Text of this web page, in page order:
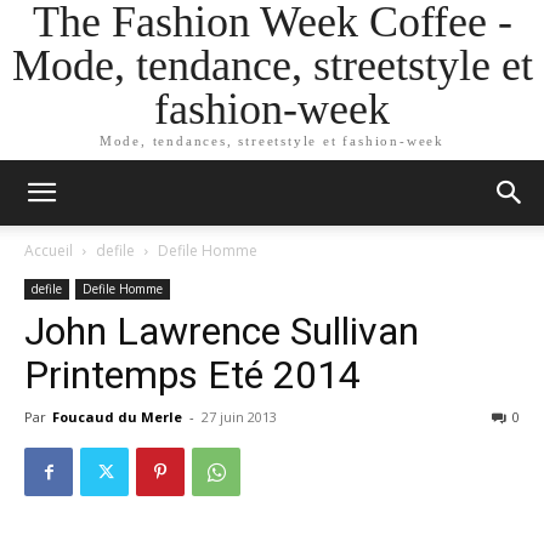
The Fashion Week Coffee -
Mode, tendance, streetstyle et
fashion-week
Mode, tendances, streetstyle et fashion-week
Accueil defile Defile Homme
defile Defile Homme
John Lawrence Sullivan
Printemps Eté 2014
Par Foucaud du Merle - 27 juin 2013 0